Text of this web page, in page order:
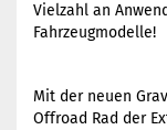
Vielzahl an
Fahrzeugmodelle!
Mit der neuen
Offroad Rad der